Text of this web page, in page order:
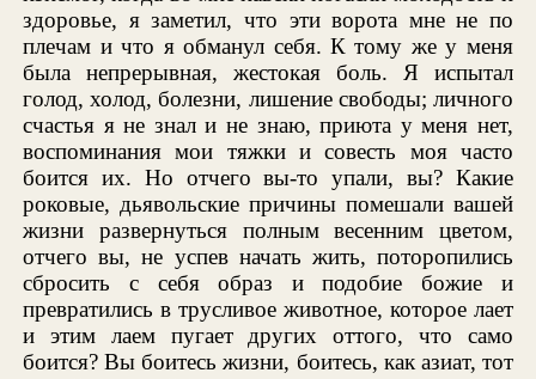
здоровье, я заметил, что эти ворота мне не по
плечам и что я обманул себя. К тому же у меня
была непрерывная, жестокая боль. Я испытал
голод, холод, болезни, лишение свободы; личного
счастья я не знал и не знаю, приюта у меня нет,
воспоминания мои тяжки и совесть моя часто
боится их. Но отчего вы-то упали, вы? Какие
роковые, дьявольские причины помешали вашей
жизни развернуться полным весенним цветом,
отчего вы, не успев начать жить, поторопились
сбросить с себя образ и подобие божие и
превратились в трусливое животное, которое лает
и этим лаем пугает других оттого, что само
боится? Вы боитесь жизни, боитесь, как азиат, тот